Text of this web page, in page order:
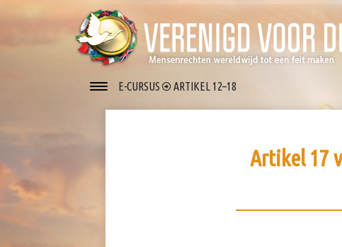
E-CURSUS ARTIKEL 12–18
Artikel 17